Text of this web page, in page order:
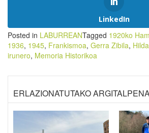
LinkedIn
Posted in LABURREANTagged 1920ko
1936, 1945, Frankismoa, Gerra Zibila,
irunero, Memoria Historikoa
ERLAZIONATUTAKO